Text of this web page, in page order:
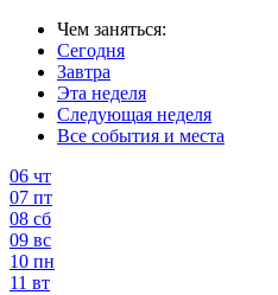
Чем заняться:
Сегодня
Завтра
Эта неделя
Следующая неделя
Все события и места
06 чт
07 пт
08 сб
09 вс
10 пн
11 вт